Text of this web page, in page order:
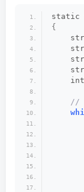
static
{
//